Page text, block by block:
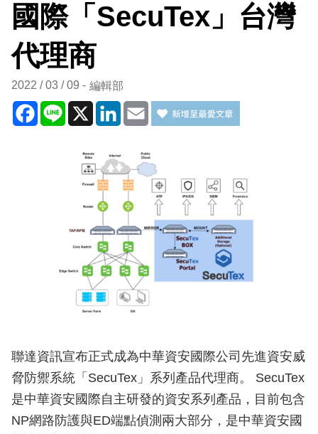
國際「SecuTex」台灣
代理商
2022 / 03 / 09 編輯部
Facebook
Line X LinkedIn
Email
聯達資訊宣布正式成為中華資安國際公司先進資安威
脅防禦系統「SecuTex」系列產品代理商。 SecuTex
是中華資安國際自主研發的資安系列產品，目前包含
NP網路防護與ED端點偵測兩大部分，是中華資安國